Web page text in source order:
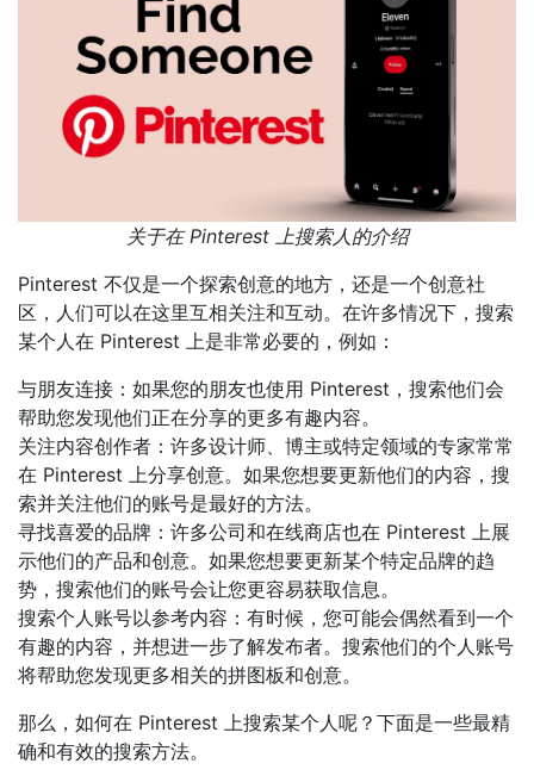
关于在 Pinterest 上搜索人的介绍
Pinterest 不仅是一个探索创意的地方，还是一个创意社
区，人们可以在这里互相关注和互动。在许多情况下，搜索
某个人在 Pinterest 上是非常必要的，例如：
与朋友连接：如果您的朋友也使用 Pinterest，搜索他们会
帮助您发现他们正在分享的更多有趣内容。
关注内容创作者：许多设计师、博主或特定领域的专家常常
在 Pinterest 上分享创意。如果您想要更新他们的内容，搜
索并关注他们的账号是最好的方法。
寻找喜爱的品牌：许多公司和在线商店也在 Pinterest 上展
示他们的产品和创意。如果您想要更新某个特定品牌的趋
势，搜索他们的账号会让您更容易获取信息。
搜索个人账号以参考内容：有时候，您可能会偶然看到一个
有趣的内容，并想进一步了解发布者。搜索他们的个人账号
将帮助您发现更多相关的拼图板和创意。
那么，如何在 Pinterest 上搜索某个人呢？下面是一些最精
确和有效的搜索方法。